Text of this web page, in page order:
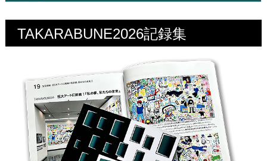
TAKARABUNE2026記録集